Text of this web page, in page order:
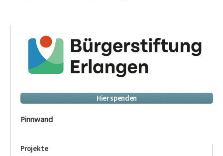
Hier spenden
Pinnwand
Projekte